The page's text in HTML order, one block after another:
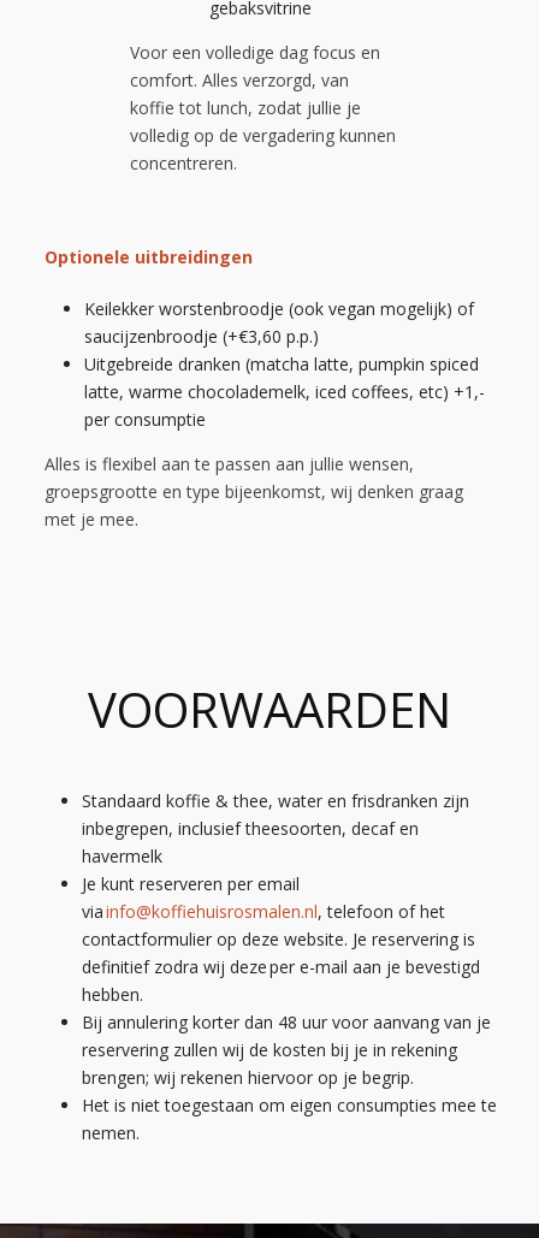
gebaksvitrine
Voor een volledige dag focus en
comfort. Alles verzorgd, van
koffie tot lunch, zodat jullie je
volledig op de vergadering kunnen
concentreren.
Optionele uitbreidingen
Keilekker worstenbroodje (ook vegan mogelijk) of
saucijzenbroodje (+€3,60 p.p.)
Uitgebreide dranken (matcha latte, pumpkin spiced
latte, warme chocolademelk, iced coffees, etc) +1,-
per consumptie
Alles is flexibel aan te passen aan jullie wensen,
groepsgrootte en type bijeenkomst, wij denken graag
met je mee.
VOORWAARDEN
Standaard koffie & thee, water en frisdranken zijn
inbegrepen, inclusief theesoorten, decaf en
havermelk
Je kunt reserveren per email
viainfo@koffiehuisrosmalen.nl, telefoon of het
contactformulier op deze website. Je reservering is
definitief zodra wij deze per e-mail aan je bevestigd
hebben.
Bij annulering korter dan 48 uur voor aanvang van je
reservering zullen wij de kosten bij je in rekening
brengen; wij rekenen hiervoor op je begrip.
Het is niet toegestaan om eigen consumpties mee te
nemen.